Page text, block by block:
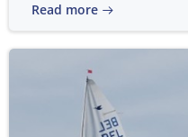
Read more